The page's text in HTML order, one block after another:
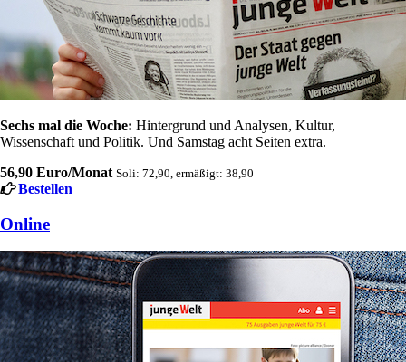
Sechs mal die Woche: Hintergrund und Analysen, Kultur,
Wissenschaft und Politik. Und Samstag acht Seiten extra.
56,90 Euro/Monat Soli: 72,90, ermäßigt: 38,90
Bestellen
Online